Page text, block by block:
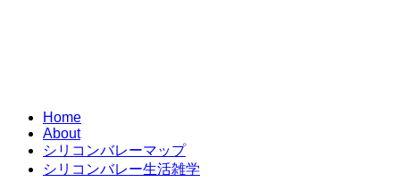
Home
About
シリコンバレーマップ
シリコンバレー生活雑学